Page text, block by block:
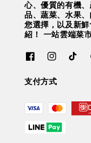
心、優質的有機
品、蔬菜、水果
您選擇，以及新
紹！ 一站雲端菜
支付方式